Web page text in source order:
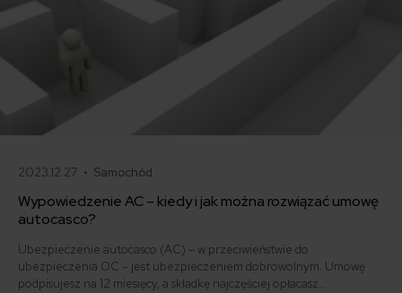
2023.12.27 • Samochód
Wypowiedzenie AC – kiedy i jak można rozwiązać umowę
autocasco?
Ubezpieczenie autocasco (AC) – w przeciwieństwie do
ubezpieczenia OC – jest ubezpieczeniem dobrowolnym. Umowę
podpisujesz na 12 miesięcy, a składkę najczęściej opłacasz